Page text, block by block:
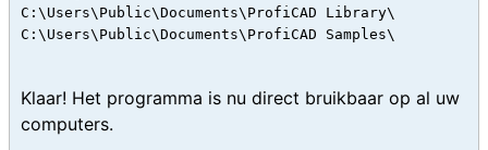
C:\Users\Public\Documents\ProfiCAD Library\
C:\Users\Public\Documents\ProfiCAD Samples\
Klaar! Het programma is nu direct bruikbaar op al uw
computers.